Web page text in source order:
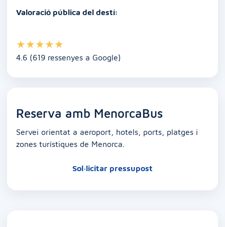
Valoració pública del destí:
★★★★★
4.6 (619 ressenyes a Google)
Reserva amb MenorcaBus
Servei orientat a aeroport, hotels, ports, platges i
zones turístiques de Menorca.
Sol·licitar pressupost